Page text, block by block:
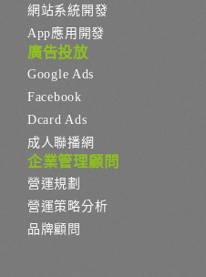
網站系統開發
App應用開發
廣告投放
Google Ads
Facebook
Dcard Ads
成人聯播網
企業管理顧問
營運規劃
營運策略分析
品牌顧問